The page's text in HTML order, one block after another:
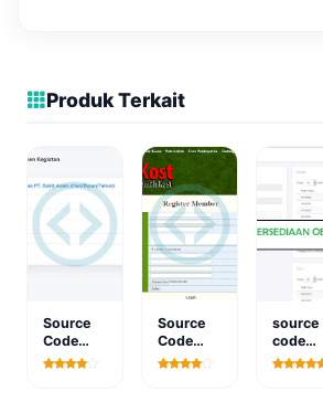
Produk Terkait
Source
Code
Aplikasi
Source
Code
Sistem
source
code
aplikasi